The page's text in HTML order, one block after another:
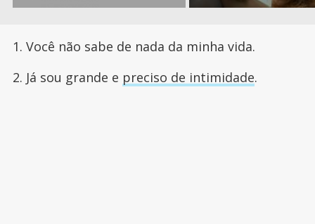
1. Você não sabe de nada da minha vida.
2. Já sou grande e preciso de intimidade.